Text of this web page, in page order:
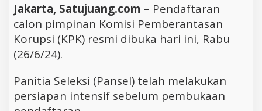
Jakarta, Satujuang.com – Pendaftaran
calon pimpinan Komisi Pemberantasan
Korupsi (KPK) resmi dibuka hari ini, Rabu
(26/6/24).
Panitia Seleksi (Pansel) telah melakukan
persiapan intensif sebelum pembukaan